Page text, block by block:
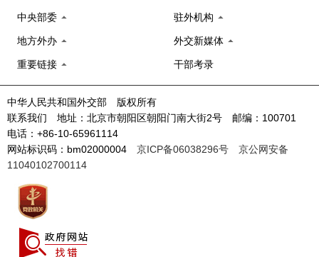
中央部委 驻外机构
地方外办 外交新媒体
重要链接 干部考录
中华人民共和国外交部 版权所有
联系我们 地址：北京市朝阳区朝阳门南大街2号 邮编：100701
电话：+86-10-65961114
网站标识码：bm02000004 京ICP备06038296号
京公网安备
11040102700114